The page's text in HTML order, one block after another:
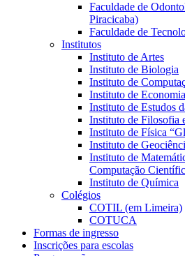
Faculdade de
Piracicaba)
Faculdade de
Institutos
Instituto de Artes
Instituto de Biologia
Instituto de
Instituto de Economia
Instituto de Estudos
Instituto de Filosofia
Instituto de Física
Instituto de
Instituto de
Computação
Instituto de Química
Colégios
COTIL (em Limeira)
COTUCA
Formas de ingresso
Inscrições para escolas